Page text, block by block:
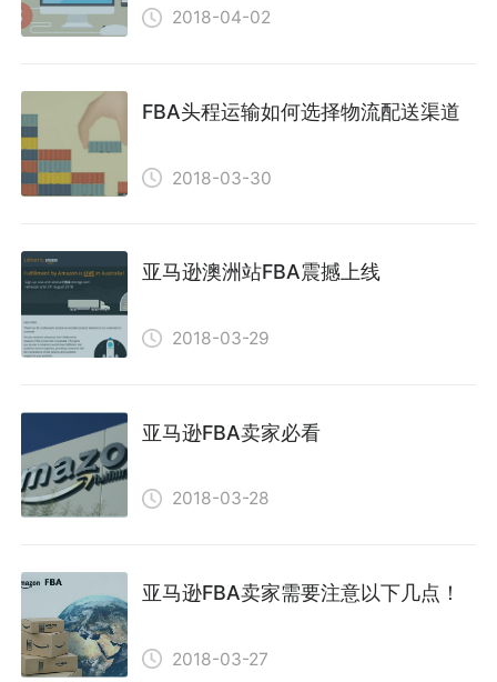
2018-04-02
FBA头程运输如何选择物流配送渠道
2018-03-30
亚马逊澳洲站FBA震撼上线
2018-03-29
亚马逊FBA卖家必看
2018-03-28
亚马逊FBA卖家需要注意以下几点！
2018-03-27